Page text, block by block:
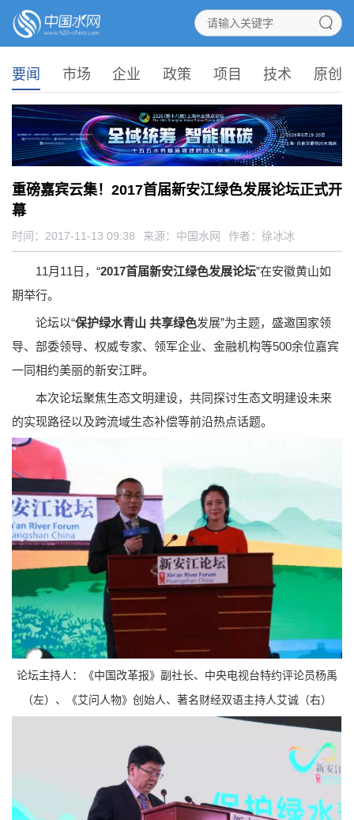
要闻 市场 企业 政策 项目 技术 原创
重磅嘉宾云集！2017首届新安江绿色发展论坛正式开
幕
时间：2017-11-13 09:38 来源： 中国水网 作者：徐冰冰
11月11日，“2017首届新安江绿色发展论坛”在安徽黄山如
期举行。
论坛以“保护绿水青山 共享绿色发展”为主题，盛邀国家领
导、部委领导、权威专家、领军企业、金融机构等500余位嘉宾
一同相约美丽的新安江畔。
本次论坛聚焦生态文明建设，共同探讨生态文明建设未来
的实现路径以及跨流域生态补偿等前沿热点话题。
论坛主持人：《中国改革报》副社长、中央电视台特约评论员杨禹
（左）、《艾问人物》创始人、著名财经双语主持人艾诚（右）